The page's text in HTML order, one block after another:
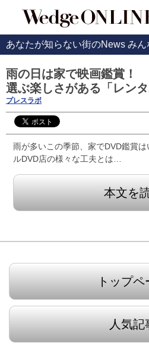
あなたが知らない街のNews みん
雨の日は家で映画鑑賞！
選ぶ楽しさがある「レンタ
プレスラボ
雨が多いこの季節、家でDVD鑑賞
ルDVD店の様々な工夫とは…
本文を
トップペ
人気記